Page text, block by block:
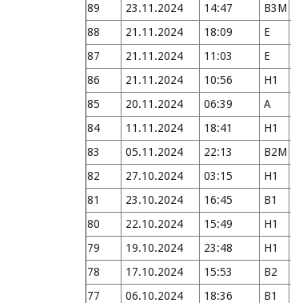
89
23.11.2024 14:47 B3M
88
21.11.2024 18:09 E
87
21.11.2024 11:03 E
86
21.11.2024 10:56 H1
85
20.11.2024 06:39 A
84
11.11.2024 18:41 H1
83
05.11.2024 22:13 B2M
82
27.10.2024 03:15 H1
81
23.10.2024 16:45 B1
80
22.10.2024 15:49 H1
79
19.10.2024 23:48 H1
78
17.10.2024 15:53 B2
77
06.10.2024 18:36 B1